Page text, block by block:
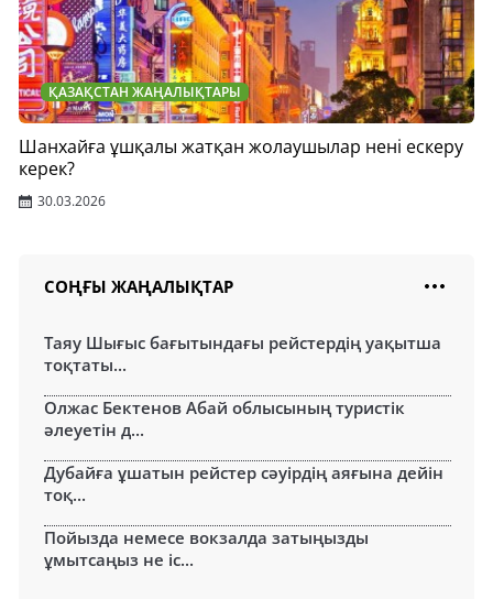
ҚАЗАҚСТАН ЖАҢАЛЫҚТАРЫ
Шанхайға ұшқалы жатқан жолаушылар нені ескеру
керек?
30.03.2026
СОҢҒЫ ЖАҢАЛЫҚТАР
Таяу Шығыс бағытындағы рейстердің уақытша
тоқтаты...
Олжас Бектенов Абай облысының туристік
әлеуетін д...
Дубайға ұшатын рейстер сәуірдің аяғына дейін
тоқ...
Пойызда немесе вокзалда затыңызды
ұмытсаңыз не іс...